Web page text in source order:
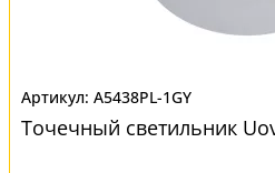
A5438PL-1GY
Точечный светильник